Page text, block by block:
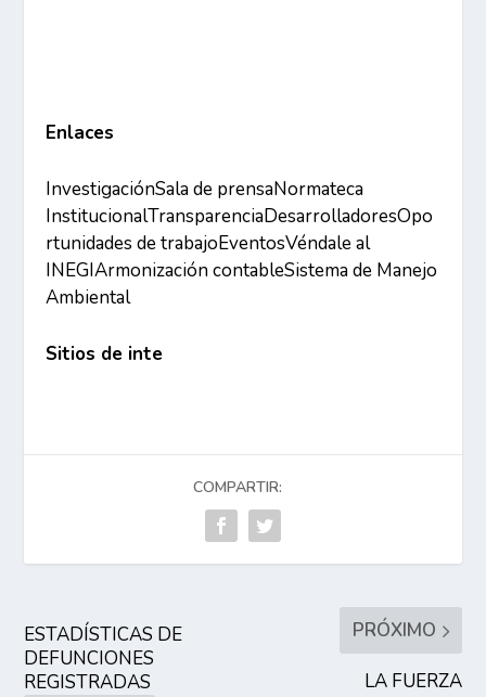
Enlaces
InvestigaciónSala de prensaNormateca
InstitucionalTransparenciaDesarrolladoresOpo
rtunidades de trabajoEventosVéndale al
INEGIArmonización contableSistema de Manejo
Ambiental
Sitios de inte
COMPARTIR:
ESTADÍSTICAS DE
DEFUNCIONES
REGISTRADAS
PRÓXIMO
LA FUERZA